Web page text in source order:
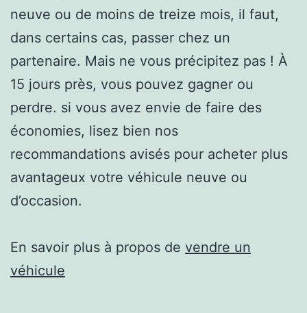
neuve ou de moins de treize mois, il faut,
dans certains cas, passer chez un
partenaire. Mais ne vous précipitez pas ! À
15 jours près, vous pouvez gagner ou
perdre. si vous avez envie de faire des
économies, lisez bien nos
recommandations avisés pour acheter plus
avantageux votre véhicule neuve ou
d’occasion.
En savoir plus à propos de vendre un
véhicule